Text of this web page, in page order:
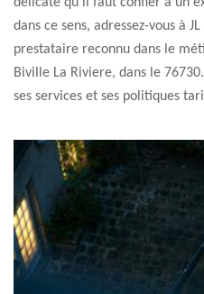
dans ce sens, adressez-vous à
prestataire reconnu dans le
Biville La Riviere, dans le
ses services et ses politiques